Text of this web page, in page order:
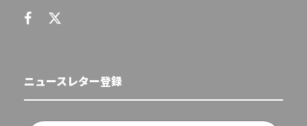
ニュースレター登録